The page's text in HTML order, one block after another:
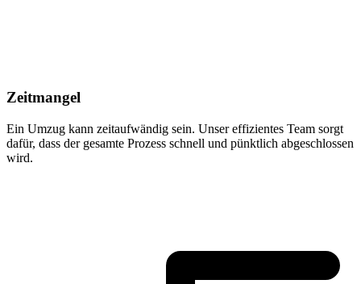
Zeitmangel
Ein Umzug kann zeitaufwändig sein. Unser effizientes Team sorgt
dafür, dass der gesamte Prozess schnell und pünktlich abgeschlossen
wird.